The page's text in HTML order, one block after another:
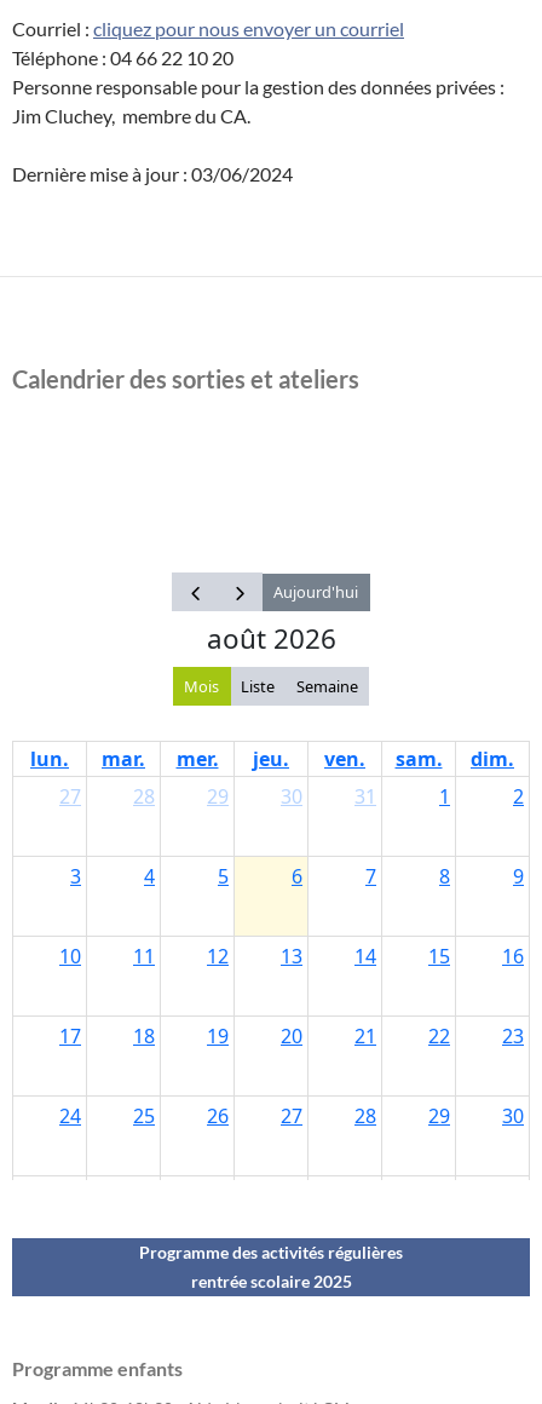
Courriel : cliquez pour nous envoyer un courriel
Téléphone : 04 66 22 10 20
Personne responsable pour la gestion des données privées :
Jim Cluchey, membre du CA.
Dernière mise à jour : 03/06/2024
Calendrier des sorties et ateliers
Programme des activités régulières
rentrée scolaire 2025
Programme enfants